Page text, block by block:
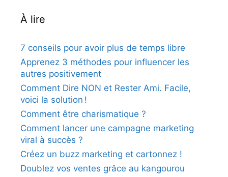
À lire
7 conseils pour avoir plus de temps libre
Apprenez 3 méthodes pour influencer les
autres positivement
Comment Dire NON et Rester Ami. Facile,
voici la solution !
Comment être charismatique ?
Comment lancer une campagne marketing
viral à succès ?
Créez un buzz marketing et cartonnez !
Doublez vos ventes grâce au kangourou